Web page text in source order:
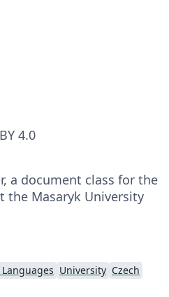
4.0
a document class for the
Masaryk Univer­sity
University Czech